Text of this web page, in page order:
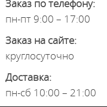
Заказ по телефону:
пн-пт 9:00 – 17:00
Заказ на сайте:
круглосуточно
Доставка:
пн-сб 10:00 – 21:00